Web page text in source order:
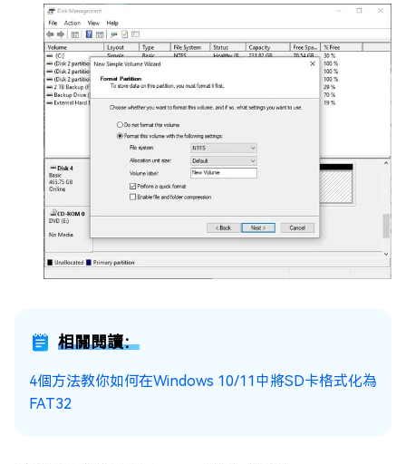
相關閱讀：
4個方法教你如何在Windows 10/11中將SD卡格式化為
FAT32